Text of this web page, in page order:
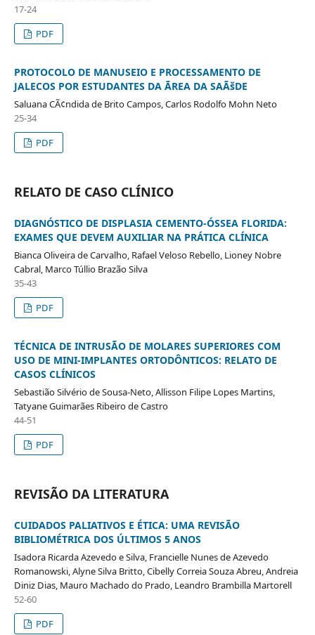
17-24
PDF
PROTOCOLO DE MANUSEIO E PROCESSAMENTO DE
JALECOS POR ESTUDANTES DA ÃREA DA SAÃšDE
Saluana CÃ¢ndida de Brito Campos, Carlos Rodolfo Mohn Neto
25-34
PDF
RELATO DE CASO CLÍNICO
DIAGNÓSTICO DE DISPLASIA CEMENTO-ÓSSEA FLORIDA:
EXAMES QUE DEVEM AUXILIAR NA PRÁTICA CLÍNICA
Bianca Oliveira de Carvalho, Rafael Veloso Rebello, Lioney Nobre
Cabral, Marco Túllio Brazão Silva
35-43
PDF
TÉCNICA DE INTRUSÃO DE MOLARES SUPERIORES COM
USO DE MINI-IMPLANTES ORTODÔNTICOS: RELATO DE
CASOS CLÍNICOS
Sebastião Silvério de Sousa-Neto, Allisson Filipe Lopes Martins,
Tatyane Guimarães Ribeiro de Castro
44-51
PDF
REVISÃO DA LITERATURA
CUIDADOS PALIATIVOS E ÉTICA: UMA REVISÃO
BIBLIOMÉTRICA DOS ÚLTIMOS 5 ANOS
Isadora Ricarda Azevedo e Silva, Francielle Nunes de Azevedo
Romanowski, Alyne Silva Britto, Cibelly Correia Souza Abreu, Andreia
Diniz Dias, Mauro Machado do Prado, Leandro Brambilla Martorell
52-60
PDF